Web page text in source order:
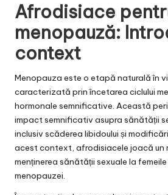
Afrodisiace
menopauză:
context
Menopauza este o etapă naturală în
caracterizată prin încetarea ciclului
hormonale semnificative. Această
impact semnificativ asupra sănătății
inclusiv scăderea libidoului și
acest context, afrodisiacele joacă un
menținerea sănătății sexuale la
menopauzei.